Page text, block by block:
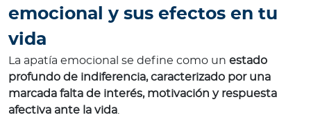
emocional y sus efectos en tu
vida
La apatía emocional se define como un estado
profundo de indiferencia, caracterizado por una
marcada falta de interés, motivación y respuesta
afectiva ante la vida.